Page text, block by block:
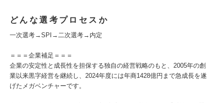
どんな選考プロセスか
一次選考→SPI→二次選考→内定
＝＝＝企業補足＝＝＝
企業の安定性と成長性を担保する独自の経営戦略のもと、2005年の創
業以来黒字経営を継続し、2024年度には年商1428億円まで急成長を遂
げたメガベンチャーです。